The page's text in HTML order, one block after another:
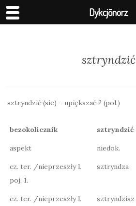
sztryndzić
sztryndzić (sie) – upiększać ? (pol.)
bezokolicznik sztryndzić
aspekt niedok.
cz. ter. /nieprzeszły l.
poj. 1.
sztryndza
cz. ter. /nieprzeszły l.
sztryndzisz
Dykcjōnorz